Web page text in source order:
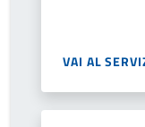
VAI AL